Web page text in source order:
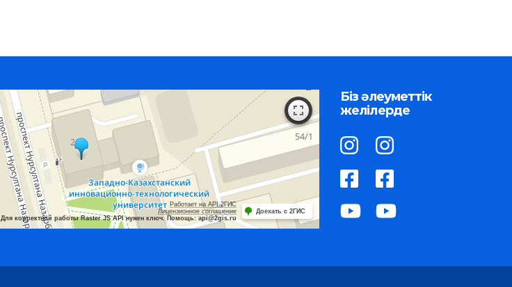
Работает на API 2ГИС
Лицензионное соглашение
Для корректной работы Raster JS API нужен ключ. Помощь: api@2gis.ru
Доехать с 2ГИС
Біз әлеуметтік
желілерде